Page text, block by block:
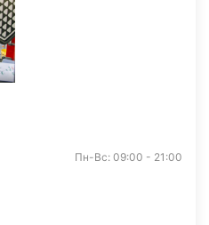
Пн-Вс: 09:00 - 21:00